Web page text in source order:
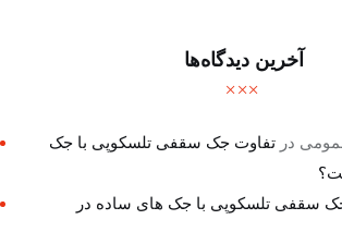
آخرین دیدگاه‌ها
درتفاوت جک سقفی تلسکوپی با جک
سقفی تلسکوپی با جک های ساده در